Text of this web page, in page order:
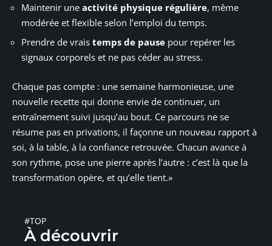
Maintenir une activité physique régulière, même
modérée et flexible selon l’emploi du temps.
Prendre de vrais temps de pause pour repérer les
signaux corporels et ne pas céder au stress.
Chaque pas compte : une semaine harmonieuse, une
nouvelle recette qui donne envie de continuer, un
entraînement suivi jusqu’au bout. Ce parcours ne se
résume pas en privations, il façonne un nouveau rapport à
soi, à la table, à la confiance retrouvée. Chacun avance à
son rythme, pose une pierre après l’autre : c’est là que la
transformation opère, et qu’elle tient.»
#TOP
À découvrir